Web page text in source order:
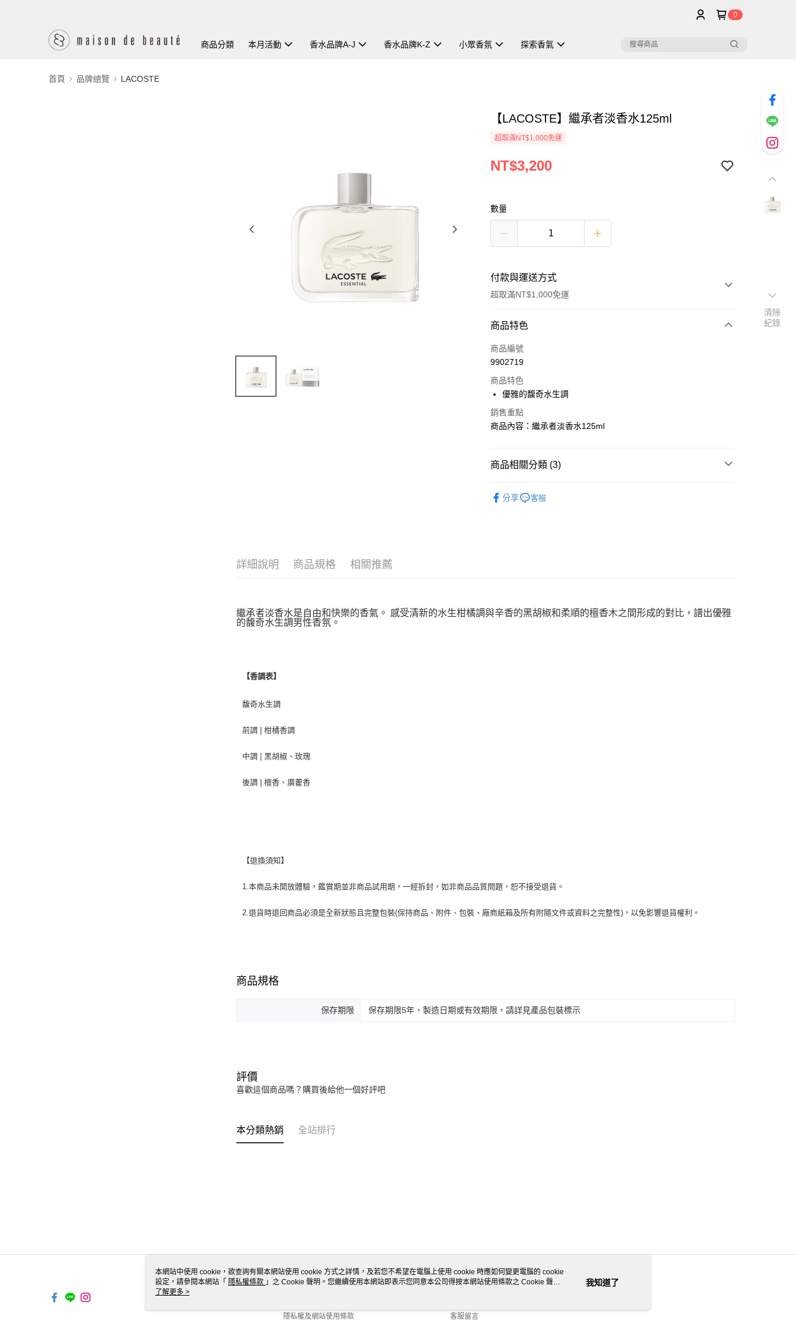
0
商品分類 本月活動 香水品牌A-J 香水品牌K-Z 小眾香氛 探索香氣
首頁 品牌總覽 LACOSTE
【LACOSTE】繼承者淡香水125ml
超取滿NT$1,000免運
NT$3,200
數量
付款與運送方式
超取滿NT$1,000免運
付款方式
信用卡一次付款
運送方式
付款後全家取貨
付款後萊爾富取貨
付款後7-11取貨
商品特色
商品編號
9902719
商品特色
優雅的馥奇水生調
銷售重點
商品內容：繼承者淡香水125ml
商品相關分類 (3)
分享 客服
詳細說明 商品規格 相關推薦
繼承者淡香水是自由和快樂的香氣。 感受清新的水生柑橘調與辛香的黑胡椒和柔順的檀香木之間形成的對比，譜出優雅
的馥奇水生調男性香氛。
【香調表】
馥奇水生調
前調 | 柑橘香調
中調 | 黑胡椒、玫瑰
後調 | 檀香、廣藿香
【退換須知】
1.本商品未開放體驗，鑑賞期並非商品試用期，一經拆封，如非商品品質問題，恕不接受退貨。
2.退貨時退回商品必須是全新狀態且完整包裝(保持商品、附件、包裝、廠商紙箱及所有附隨文件或資料之完整性)，以免影響退貨權利。
商品規格
保存期限 保存期限5年，製造日期或有效期限，請詳見產品包裝標示
評價
喜歡這個商品嗎？購買後給他一個好評吧
本分類熱銷 全站排行
關於我們
隱私權及網站使用條款
客服資訊
客服留言
清除
紀錄
本網站中使用 cookie，欲查詢有關本網站使用 cookie 方式之詳情，及若您不希望在電腦上使用 cookie 時應如何變更電腦的 cookie
設定，請參閱本網站「 隱私權條款 」之 Cookie 聲明。您繼續使用本網站即表示您同意本公司得按本網站使用條款之 Cookie 聲明
使用 cookie。
了解更多 >
我知道了